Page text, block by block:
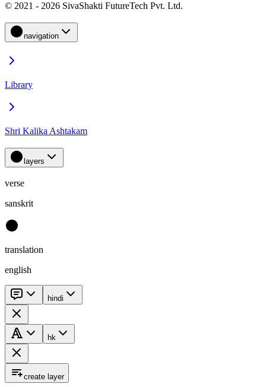
© 2021 - 2026 SivaShakti FutureTech Pvt. Ltd.
navigation
Library
Shri Kalika Ashtakam
layers
verse
sanskrit
translation
english
hindi
hk
create layer